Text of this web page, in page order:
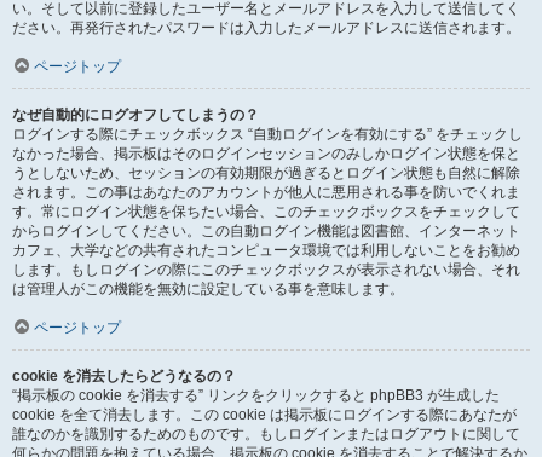
い。そして以前に登録したユーザー名とメールアドレスを入力して送信してく
ださい。再発行されたパスワードは入力したメールアドレスに送信されます。
ページトップ
なぜ自動的にログオフしてしまうの？
ログインする際にチェックボックス “自動ログインを有効にする” をチェックし
なかった場合、掲示板はそのログインセッションのみしかログイン状態を保と
うとしないため、セッションの有効期限が過ぎるとログイン状態も自然に解除
されます。この事はあなたのアカウントが他人に悪用される事を防いでくれま
す。常にログイン状態を保ちたい場合、このチェックボックスをチェックして
からログインしてください。この自動ログイン機能は図書館、インターネット
カフェ、大学などの共有されたコンピュータ環境では利用しないことをお勧め
します。もしログインの際にこのチェックボックスが表示されない場合、それ
は管理人がこの機能を無効に設定している事を意味します。
ページトップ
cookie を消去したらどうなるの？
“掲示板の cookie を消去する” リンクをクリックすると phpBB3 が生成した
cookie を全て消去します。この cookie は掲示板にログインする際にあなたが
誰なのかを識別するためのものです。もしログインまたはログアウトに関して
何らかの問題を抱えている場合、掲示板の cookie を消去することで解決するか